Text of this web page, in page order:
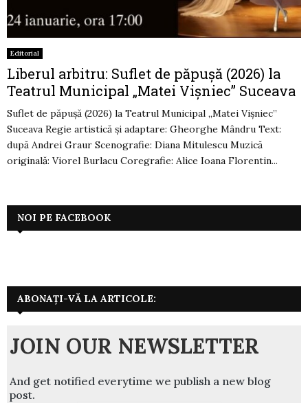
Editorial
Liberul arbitru: Suflet de păpușă (2026) la
Teatrul Municipal „Matei Vișniec” Suceava
Suflet de păpușă (2026) la Teatrul Municipal „Matei Vișniec”
Suceava Regie artistică și adaptare: Gheorghe Mândru Text:
după Andrei Graur Scenografie: Diana Mitulescu Muzică
originală: Viorel Burlacu Coregrafie: Alice Ioana Florentin...
NOI PE FACEBOOK
ABONAȚI-VĂ LA ARTICOLE:
JOIN OUR NEWSLETTER
And get notified everytime we publish a new blog
post.